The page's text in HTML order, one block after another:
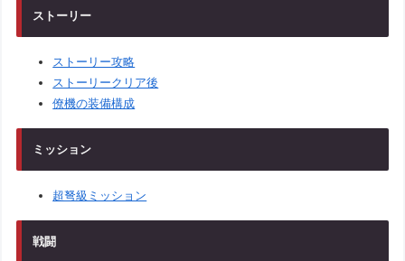
ストーリー
ストーリー攻略
ストーリークリア後
僚機の装備構成
ミッション
超弩級ミッション
戦闘